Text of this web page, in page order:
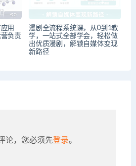
用
负责
漫剧全流程系统课，从0到1教
学，一站式全部学会，轻松做
出优质漫剧，解锁自媒体变现
新路径
论，您必须先登录。